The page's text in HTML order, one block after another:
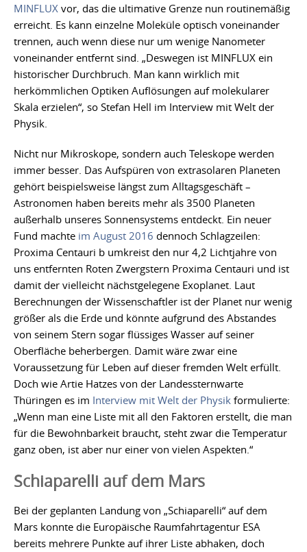
MINFLUX vor, das die ultimative Grenze nun routinemäßig
erreicht. Es kann einzelne Moleküle optisch voneinander
trennen, auch wenn diese nur um wenige Nanometer
voneinander entfernt sind. „Deswegen ist MINFLUX ein
historischer Durchbruch. Man kann wirklich mit
herkömmlichen Optiken Auflösungen auf molekularer
Skala erzielen“, so Stefan Hell im Interview mit Welt der
Physik.
Nicht nur Mikroskope, sondern auch Teleskope werden
immer besser. Das Aufspüren von extrasolaren Planeten
gehört beispielsweise längst zum Alltagsgeschäft –
Astronomen haben bereits mehr als 3500 Planeten
außerhalb unseres Sonnensystems entdeckt. Ein neuer
Fund machte im August 2016 dennoch Schlagzeilen:
Proxima Centauri b umkreist den nur 4,2 Lichtjahre von
uns entfernten Roten Zwergstern Proxima Centauri und ist
damit der vielleicht nächstgelegene Exoplanet. Laut
Berechnungen der Wissenschaftler ist der Planet nur wenig
größer als die Erde und könnte aufgrund des Abstandes
von seinem Stern sogar flüssiges Wasser auf seiner
Oberfläche beherbergen. Damit wäre zwar eine
Voraussetzung für Leben auf dieser fremden Welt erfüllt.
Doch wie Artie Hatzes von der Landessternwarte
Thüringen es im Interview mit Welt der Physik formulierte:
„Wenn man eine Liste mit all den Faktoren erstellt, die man
für die Bewohnbarkeit braucht, steht zwar die Temperatur
ganz oben, ist aber nur einer von vielen Aspekten.“
Schiaparelli auf dem Mars
Bei der geplanten Landung von „Schiaparelli“ auf dem
Mars konnte die Europäische Raumfahrtagentur ESA
bereits mehrere Punkte auf ihrer Liste abhaken, doch